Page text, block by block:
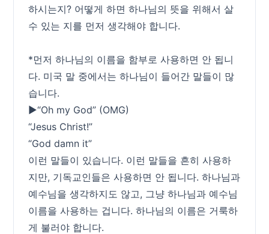
하시는지? 어떻게 하면 하나님의 뜻을 위해서 살
수 있는 지를 먼저 생각해야 합니다.
*먼저 하나님의 이름을 함부로 사용하면 안 됩니
다. 미국 말 중에서는 하나님이 들어간 말들이 많
습니다.
▶“Oh my God” (OMG)
“Jesus Christ!”
“God damn it”
이런 말들이 있습니다. 이런 말들을 흔히 사용하
지만, 기독교인들은 사용하면 안 됩니다. 하나님과
예수님을 생각하지도 않고, 그냥 하나님과 예수님
이름을 사용하는 겁니다. 하나님의 이름은 거룩하
게 불러야 합니다.